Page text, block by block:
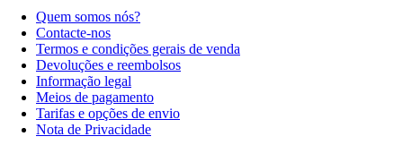
Quem somos nós?
Contacte-nos
Termos e condições gerais de venda
Devoluções e reembolsos
Informação legal
Meios de pagamento
Tarifas e opções de envio
Nota de Privacidade